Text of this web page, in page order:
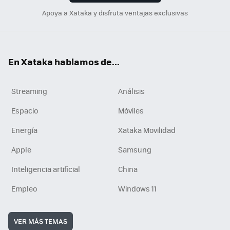
Apoya a Xataka y disfruta ventajas exclusivas
En Xataka hablamos de...
Streaming
Análisis
Espacio
Móviles
Energía
Xataka Movilidad
Apple
Samsung
Inteligencia artificial
China
Empleo
Windows 11
VER MÁS TEMAS